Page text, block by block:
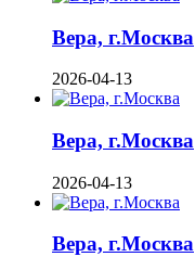
Вера, г.Москва
2026-04-13
Вера, г.Москва
2026-04-13
Вера, г.Москва